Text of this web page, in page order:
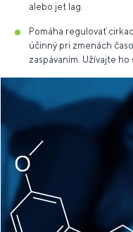
alebo jet lag.
Pomáha regulovať
účinný pri zmenách
zaspávaním. Užívajte